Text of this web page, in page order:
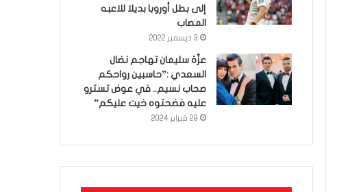
إلى بطل أوروبا بديلا للاعبه
المصاب
3 ديسمبر 2022
عزّة سليمان تهاجم نضال
السعدي :”حاسبين رواحكم
صحاب نسيم.. في عوض تسترو
عليه فضحتوه خيت عليكم”
29 فبراير 2024